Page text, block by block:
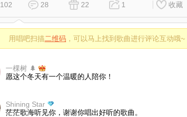
102 28 22 1 收藏
用唱吧扫描二维码 ，可以马上找到歌曲进行评论互动哦~
一棵树 🌲
愿这个冬天有一个温暖的人陪你！
Shining Star
茫茫歌海听见你，谢谢你唱出好听的歌曲。